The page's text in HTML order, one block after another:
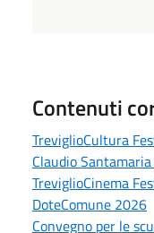
Contenuti
TreviglioCultura
Claudio
TreviglioCinema
DoteComune 2026
Convegno per le